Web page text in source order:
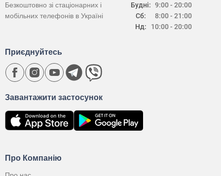
Будні:
Сб:
Нд:
9:00 - 20:00
8:00 - 21:00
10:00 - 20:00
Безкоштовно зі стаціонарних і
мобільних телефонів в Україні
Про Компанію
Завантажити застосунок
Приєднуйтесь